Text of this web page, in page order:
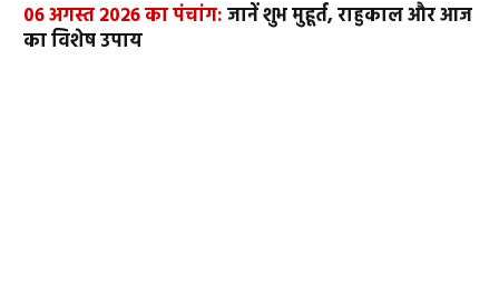
06 अगस्त 2026 का पंचांग:जानें शुभ मुहूर्त, राहुकाल और आज
का विशेष उपाय